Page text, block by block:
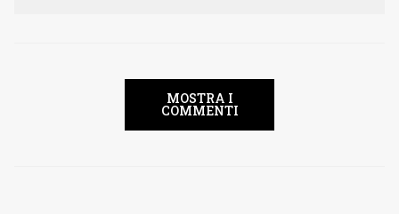
MOSTRA I
COMMENTI